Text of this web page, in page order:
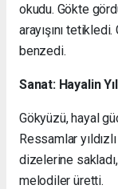
okudu. Gökte
arayışını
benzedi.
Sanat: Hayalin
Gökyüzü, hayal
Ressamlar
dizelerine
melodiler üretti.